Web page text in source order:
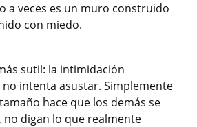
a veces es un muro construido
con miedo.
sutil: la intimidación
intenta asustar. Simplemente
hace que los demás se
no digan lo que realmente